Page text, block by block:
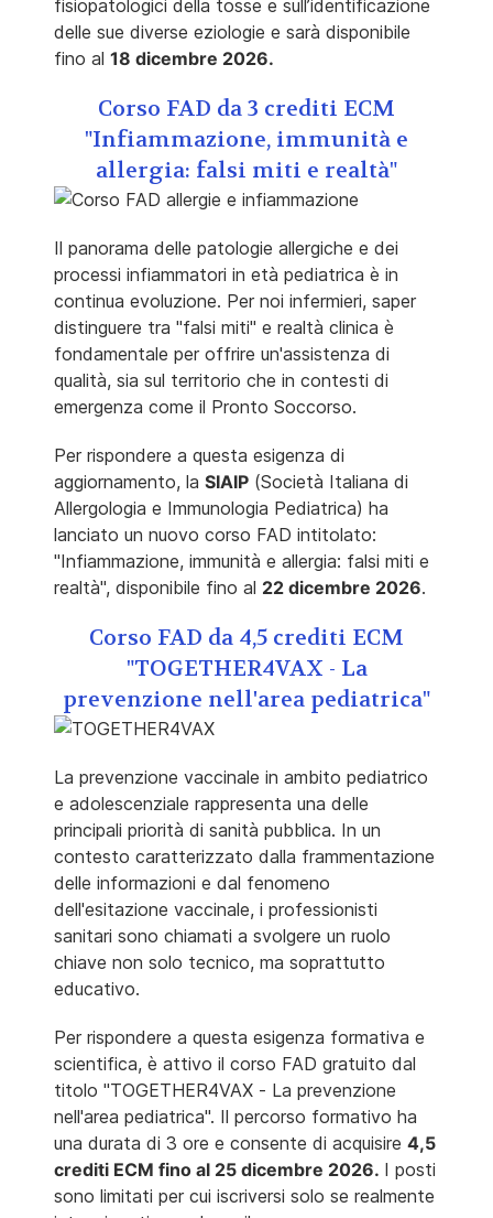
fisiopatologici della tosse e sull’identificazione
delle sue diverse eziologie e sarà disponibile
fino al 18 dicembre 2026.
Corso FAD da 3 crediti ECM
"Infiammazione, immunità e
allergia: falsi miti e realtà"
Il panorama delle patologie allergiche e dei
processi infiammatori in età pediatrica è in
continua evoluzione. Per noi infermieri, saper
distinguere tra "falsi miti" e realtà clinica è
fondamentale per offrire un'assistenza di
qualità, sia sul territorio che in contesti di
emergenza come il Pronto Soccorso.
Per rispondere a questa esigenza di
aggiornamento, la SIAIP (Società Italiana di
Allergologia e Immunologia Pediatrica) ha
lanciato un nuovo corso FAD intitolato:
"Infiammazione, immunità e allergia: falsi miti e
realtà", disponibile fino al 22 dicembre 2026.
Corso FAD da 4,5 crediti ECM
"TOGETHER4VAX - La
prevenzione nell'area pediatrica"
La prevenzione vaccinale in ambito pediatrico
e adolescenziale rappresenta una delle
principali priorità di sanità pubblica. In un
contesto caratterizzato dalla frammentazione
delle informazioni e dal fenomeno
dell'esitazione vaccinale, i professionisti
sanitari sono chiamati a svolgere un ruolo
chiave non solo tecnico, ma soprattutto
educativo.
Per rispondere a questa esigenza formativa e
scientifica, è attivo il corso FAD gratuito dal
titolo "TOGETHER4VAX - La prevenzione
nell'area pediatrica". Il percorso formativo ha
una durata di 3 ore e consente di acquisire 4,5
crediti ECM fino al 25 dicembre 2026. I posti
sono limitati per cui iscriversi solo se realmente